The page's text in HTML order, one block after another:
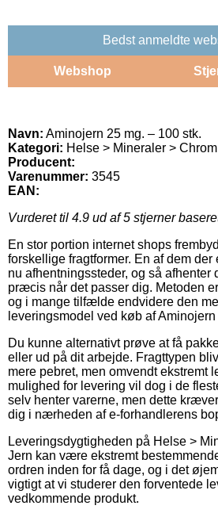
Bedst anmeldte
Webshop
Navn: Aminojern 25 mg. – 100 stk.
Kategori: Helse > Mineraler >
Producent:
Varenummer: 3545
EAN:
Vurderet til 4.9 ud af 5 stjerner
En stor portion internet shops
forskellige fragtformer. En af dem
nu afhentningssteder, og så afhenter
præcis når det passer dig. Metoden
og i mange tilfælde endvidere den
leveringsmodel ved køb af
Du kunne alternativt prøve at få
eller ud på dit arbejde. Fragttypen
mere pebret, men omvendt ekstremt
mulighed for levering vil dog i de
selv henter varerne, men dette
dig i nærheden af e-forhandlerens
Leveringsdygtigheden på Helse >
Jern kan være ekstremt
ordren inden for få dage, og i det
vigtigt at vi studerer den forventede
vedkommende produkt.